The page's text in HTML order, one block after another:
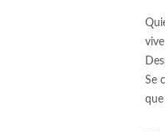
Se